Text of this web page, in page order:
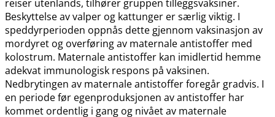
reiser utenlands, tilhører gruppen tilleggsvaksiner.
Beskyttelse av valper og kattunger er særlig viktig. I
speddyrperioden oppnås dette gjennom vaksinasjon av
mordyret og overføring av maternale antistoffer med
kolostrum. Maternale antistoffer kan imidlertid hemme
adekvat immunologisk respons på vaksinen.
Nedbrytingen av maternale antistoffer foregår gradvis. I
en periode før egenproduksjonen av antistoffer har
kommet ordentlig i gang og nivået av maternale